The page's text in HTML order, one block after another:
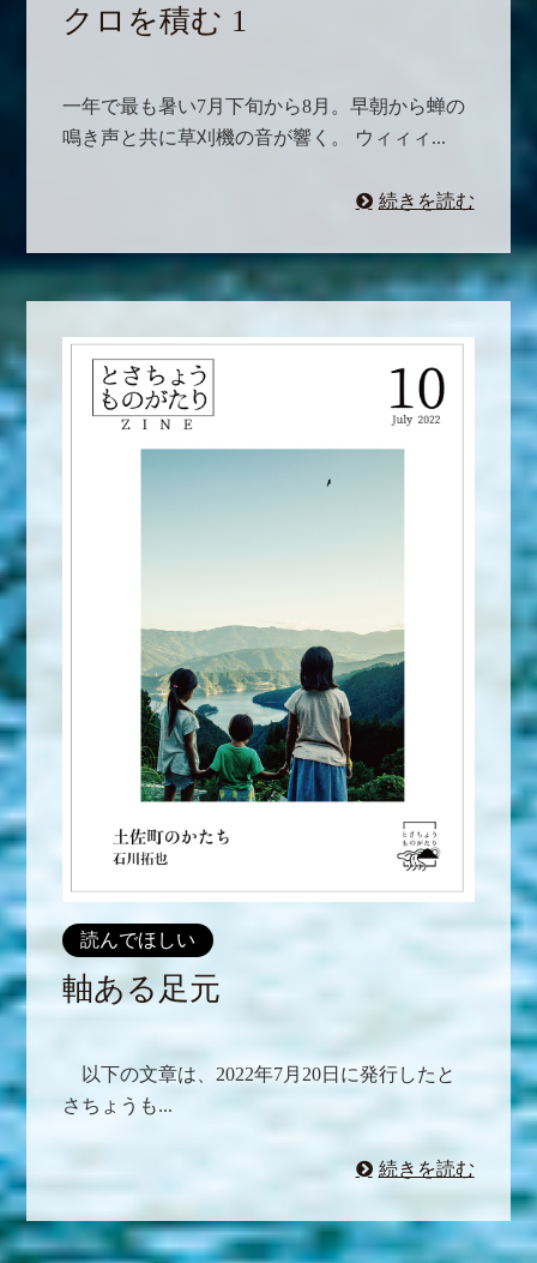
クロを積む 1
一年で最も暑い7月下旬から8月。早朝から蝉の
鳴き声と共に草刈機の音が響く。 ウィィィ...
続きを読む
読んでほしい
軸ある足元
以下の文章は、2022年7月20日に発行したと
さちょうも...
続きを読む